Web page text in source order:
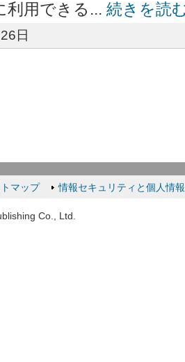
利用できる... 続きを読
日
マップ 情報セキュリティと個人情
Co., Ltd.